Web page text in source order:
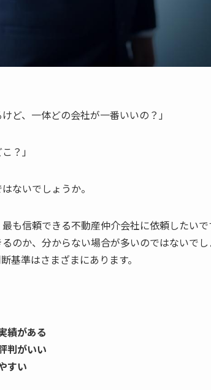
ど、一体どの会社が一番いいの？」
？」
ないでしょうか。
も信頼できる不動産仲介会社に依頼したい
のか、分からない場合が多いのではないで
基準はさまざまにあります。
績がある
判がいい
すい